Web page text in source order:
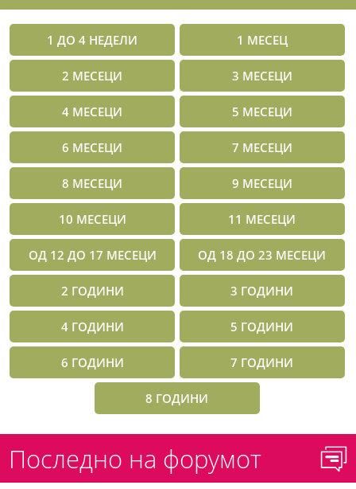
1 ДО 4 НЕДЕЛИ 1 МЕСЕЦ
2 МЕСЕЦИ 3 МЕСЕЦИ
4 МЕСЕЦИ 5 МЕСЕЦИ
6 МЕСЕЦИ 7 МЕСЕЦИ
8 МЕСЕЦИ 9 МЕСЕЦИ
10 МЕСЕЦИ 11 МЕСЕЦИ
ОД 12 ДО 17 МЕСЕЦИ ОД 18 ДО 23 МЕСЕЦИ
2 ГОДИНИ 3 ГОДИНИ
4 ГОДИНИ 5 ГОДИНИ
6 ГОДИНИ 7 ГОДИНИ
8 ГОДИНИ
Последно на форумот